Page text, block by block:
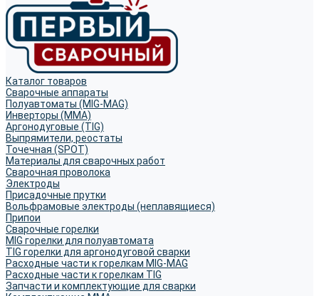
Каталог товаров
Сварочные аппараты
Полуавтоматы (MIG-MAG)
Инверторы (MMA)
Аргонодуговые (TIG)
Выпрямители, реостаты
Точечная (SPOT)
Материалы для сварочных работ
Сварочная проволока
Электроды
Присадочные прутки
Вольфрамовые электроды (неплавящиеся)
Припои
Сварочные горелки
MIG горелки для полуавтомата
TIG горелки для аргонодуговой сварки
Расходные части к горелкам MIG-MAG
Расходные части к горелкам TIG
Запчасти и комплектующие для сварки